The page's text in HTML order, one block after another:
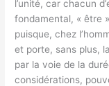
l’unité, car chacun
fondamental, « être
puisque, chez
et porte, sans plus,
par la voie de la
considérations,